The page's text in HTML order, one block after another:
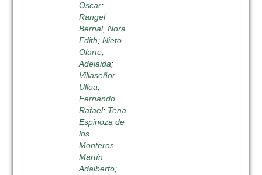
Oscar;
Rangel
Bernal, Nora
Edith; Nieto
Olarte,
Adelaida;
Villaseñor
Ulloa,
Fernando
Rafael; Tena
Espinoza de
los
Monteros,
Martín
Adalberto;